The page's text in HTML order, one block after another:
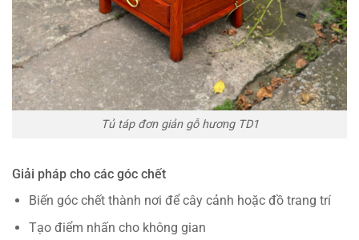
Tủ táp đơn giản gỗ hương TD1
Giải pháp cho các góc chết
Biến góc chết thành nơi để cây cảnh hoặc đồ trang trí
Tạo điểm nhấn cho không gian